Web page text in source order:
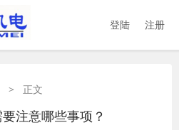
登陆 注册
> 正文
注意哪些事项？